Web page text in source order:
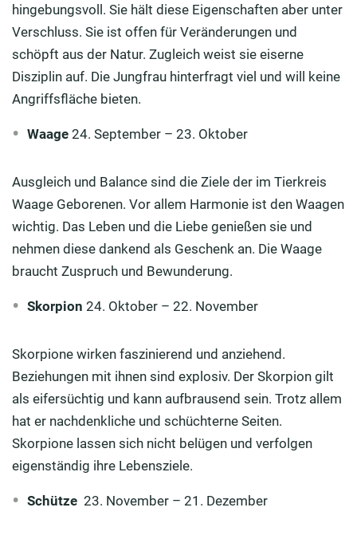
hingebungsvoll. Sie hält diese Eigenschaften aber unter
Verschluss. Sie ist offen für Veränderungen und
schöpft aus der Natur. Zugleich weist sie eiserne
Disziplin auf. Die Jungfrau hinterfragt viel und will keine
Angriffsfläche bieten.
Waage 24. September – 23. Oktober
Ausgleich und Balance sind die Ziele der im Tierkreis
Waage Geborenen. Vor allem Harmonie ist den Waagen
wichtig. Das Leben und die Liebe genießen sie und
nehmen diese dankend als Geschenk an. Die Waage
braucht Zuspruch und Bewunderung.
Skorpion 24. Oktober – 22. November
Skorpione wirken faszinierend und anziehend.
Beziehungen mit ihnen sind explosiv. Der Skorpion gilt
als eifersüchtig und kann aufbrausend sein. Trotz allem
hat er nachdenkliche und schüchterne Seiten.
Skorpione lassen sich nicht belügen und verfolgen
eigenständig ihre Lebensziele.
Schütze 23. November – 21. Dezember